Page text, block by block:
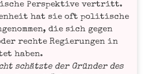
Per­spek­ti­ve ver­tritt.
hat sie oft poli­ti­sche
die sich gegen
rech­te Regie­run­gen in
haben.
schätz­te der Grün­der des